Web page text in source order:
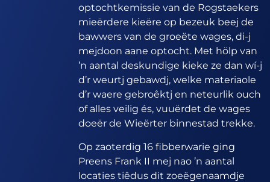
optochtkemissie van de Rogstaekers
mieërdere kieëre op bezeuk beej de
bawwers van de groeëte wages, di-j
mejdoon aane optocht. Met hölp van
’n aantal deskundige kieke ze dan wí-j
d’r weurtj gebawdj, welke materiaole
d’r waere gebroêktj en neteurlik ouch
of alles veilig és, vuuërdet de wages
doeër de Wieërter binnestad trekke.
Op zaoterdig 16 fibberwarie ging
Preens Frank II mej nao ’n aantal
locaties tiêdus dit zoeëgenaamdje